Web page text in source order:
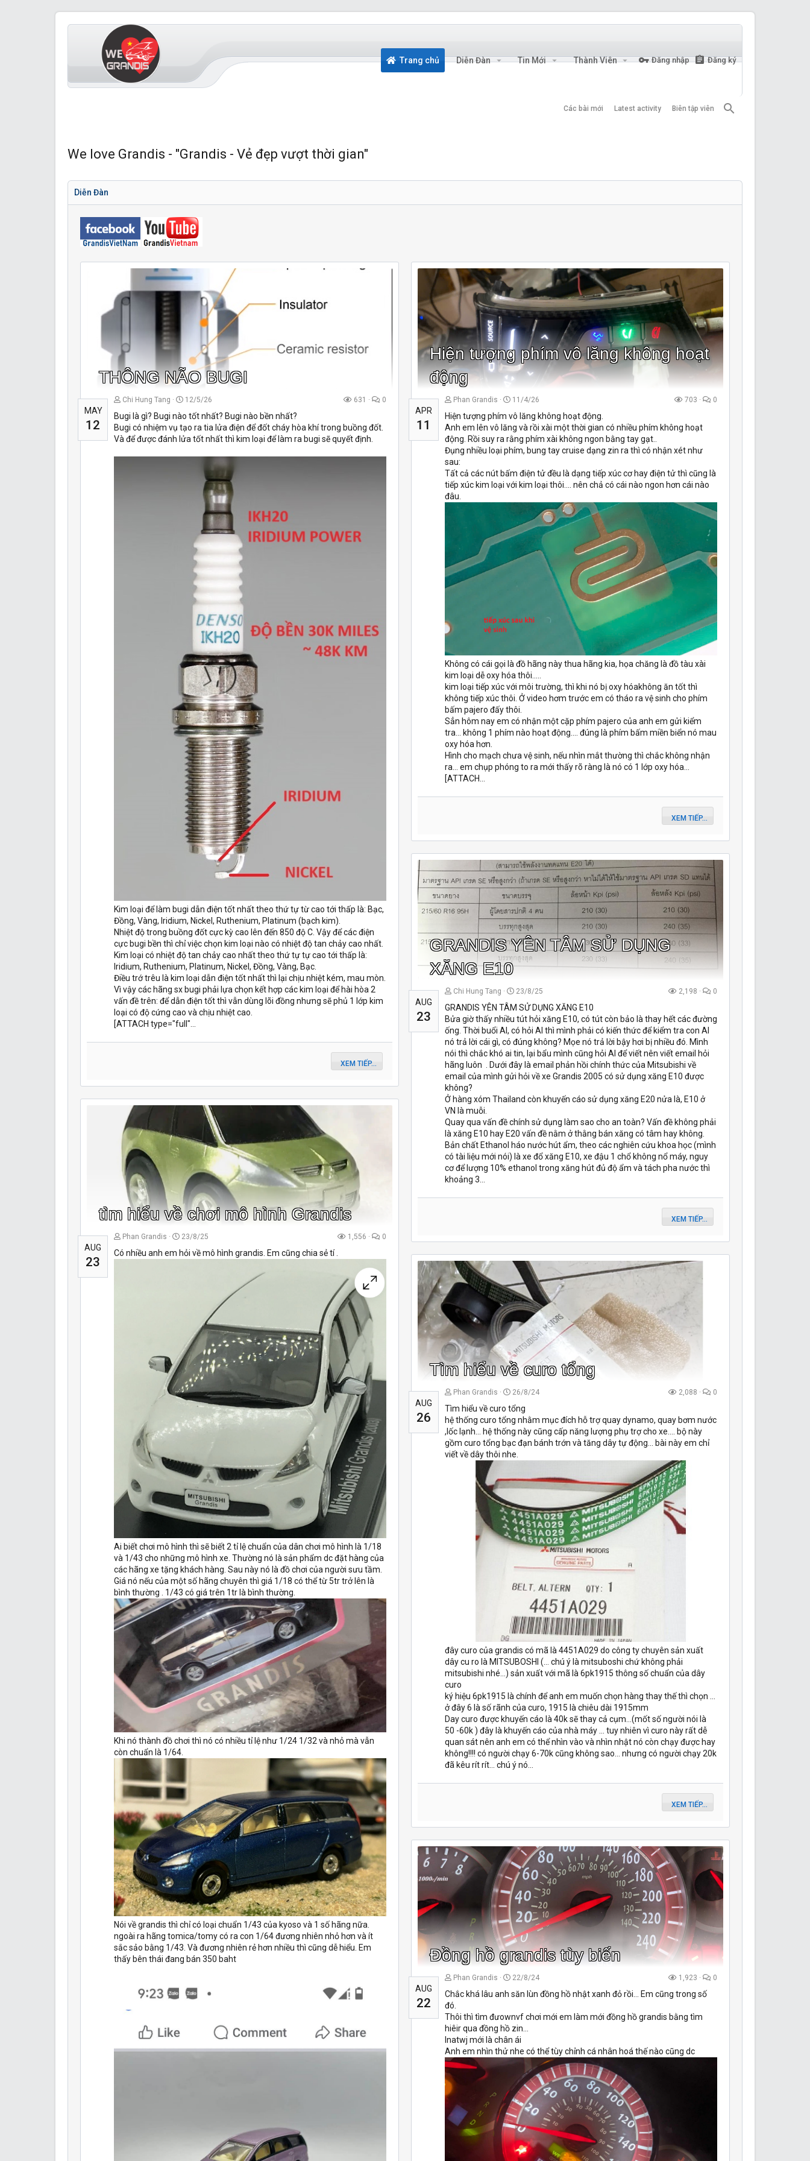
Trang chủ Diễn Đàn Tin Mới Thành Viên Đăng nhập Đăng ký
Các bài mới Latest activity Biên tập viên
We love Grandis - "Grandis - Vẻ đẹp vượt thời gian"
Diễn Đàn
THÔNG NÃO BUGI
MAY
12
Chi Hung Tang 12/5/26 631 0
Bugi là gì? Bugi nào tốt nhất? Bugi nào bền nhất?
Bugi có nhiệm vụ tạo ra tia lửa điện để đốt cháy hòa khí trong buồng đốt.
Và để được đánh lửa tốt nhất thì kim loại để làm ra bugi sẽ quyết định.
Kim loại để làm bugi dẫn điện tốt nhất theo thứ tự từ cao tới thấp là: Bạc,
Đồng, Vàng, Iridium, Nickel, Ruthenium, Platinum (bạch kim).
Nhiệt độ trong buồng đốt cực kỳ cao lên đến 850 độ C. Vậy để các điện
cực bugi bền thì chỉ việc chọn kim loại nào có nhiệt độ tan chảy cao nhất.
Kim loại có nhiệt độ tan chảy cao nhất theo thứ tự tự cao tới thấp là:
Iridium, Ruthenium, Platinum, Nickel, Đồng, Vàng, Bạc.
Điều trớ trêu là kim loại dẫn điện tốt nhất thì lại chịu nhiệt kém, mau mòn.
Vì vậy các hãng sx bugi phải lựa chọn kết hợp các kim loại để hài hòa 2
vấn đề trên: để dẫn điện tốt thì vẫn dùng lõi đồng nhưng sẽ phủ 1 lớp kim
loại có độ cứng cao và chịu nhiệt cao.
[ATTACH type="full"...
XEM TIẾP...
Hiện tượng phím vô lăng không hoạt
động
APR
11
Phan Grandis 11/4/26 703 0
Hiện tượng phím vô lăng không hoạt động.
Anh em lên vô lăng và rồi xài một thời gian có nhiều phím không hoạt
động. Rồi suy ra rằng phím xài không ngon bằng tay gạt..
Đụng nhiều loại phím, bung tay cruise dạng zin ra thì có nhận xét như
sau:
Tất cả các nút bấm điện tử đều là dạng tiếp xúc cơ hay điện tử thì cũng là
tiếp xúc kim loại với kim loại thôi.... nên chả có cái nào ngon hơn cái nào
đâu.
Không có cái gọi là đồ hãng này thua hãng kia, họa chăng là đồ tàu xài
kim loại dễ oxy hóa thôi.....
kim loại tiếp xúc với môi trường, thì khi nó bị oxy hóakhông ăn tốt thì
không tiếp xúc thôi. Ở video hơm trước em có tháo ra vệ sinh cho phím
bấm pajero đấy thôi.
Sẳn hôm nay em có nhận một cặp phím pajero của anh em gửi kiểm
tra... không 1 phím nào hoạt động.... đúng là phím bấm miền biển nó mau
oxy hóa hơn.
Hình cho mạch chưa vệ sinh, nếu nhìn mắt thường thì chắc không nhận
ra... em chụp phóng to ra mới thấy rõ ràng là nó có 1 lớp oxy hóa...
[ATTACH...
XEM TIẾP...
GRANDIS YÊN TÂM SỬ DỤNG
XĂNG E10
AUG
23
Chi Hung Tang 23/8/25 2,198 0
GRANDIS YÊN TÂM SỬ DỤNG XĂNG E10
Bửa giờ thấy nhiều tút hỏi xăng E10, có tút còn bảo là thay hết các đường
ống. Thời buổi AI, có hỏi AI thì mình phải có kiến thức để kiểm tra con AI
nó trả lời cái gì, có đúng không? Mọe nó trả lời bậy hơi bị nhiều đó. Mình
nói thì chắc khó ai tin, lại bẩu mình cũng hỏi AI để viết nên viết email hỏi
hãng luôn
. Dưới đây là email phản hồi chính thức của Mitsubishi về
email của mình gửi hỏi về xe Grandis 2005 có sử dụng xăng E10 được
không?
Ở hàng xóm Thailand còn khuyến cáo sử dụng xăng E20 nửa là, E10 ở
VN là muỗi.
Quay qua vấn đề chính sử dụng làm sao cho an toàn? Vấn đề không phải
là xăng E10 hay E20 vấn đề nằm ở thằng bán xăng có tâm hay không.
Bản chất Ethanol háo nước hút ẩm, theo các nghiên cứu khoa học (mình
có tài liệu mới nói) là xe đổ xăng E10, xe đậu 1 chổ không nổ máy, nguy
cơ để lượng 10% ethanol trong xăng hút đủ độ ẩm và tách pha nước thì
khoảng 3...
XEM TIẾP...
tìm hiểu về chơi mô hình Grandis
AUG
23
Phan Grandis 23/8/25 1,556 0
Có nhiều anh em hỏi về mô hình grandis. Em cũng chia sẻ tí .
Ai biết chơi mô hình thì sẽ biết 2 tỉ lệ chuẩn của dân chơi mô hình là 1/18
và 1/43 cho những mô hình xe. Thường nó là sản phẩm dc đặt hàng của
các hãng xe tặng khách hàng. Sau này nó là đồ chơi của người sưu tầm.
Giá nó nếu của một số hãng chuyên thì giá 1/18 có thể từ 5tr trở lên là
bình thường . 1/43 có giá trên 1tr là bình thường.
Khi nó thành đồ chơi thì nó có nhiều tỉ lệ như 1/24 1/32 và nhỏ mà vẫn
còn chuẩn là 1/64.
Nói về grandis thì chỉ có loại chuẩn 1/43 của kyoso và 1 số hãng nữa.
ngoài ra hãng tomica/tomy có ra con 1/64 đương nhiên nhỏ hơn và ít
sắc sảo bằng 1/43. Và đương nhiên rẻ hơn nhiều thì cũng dễ hiểu. Em
thấy bên thái đang bán 350 baht
Tìm hiểu về curo tổng
AUG
26
Phan Grandis 26/8/24 2,088 0
Tìm hiểu về curo tổng
hệ thống curo tổng nhằm mục đích hỗ trợ quay dynamo, quay bơm nước
,lốc lạnh... hệ thống này cũng cấp năng lượng phụ trợ cho xe.... bộ này
gồm curo tổng bạc đạn bánh trớn và tăng dây tự động... bài này em chỉ
viết về dây thôi nhe.
đây curo của grandis có mã là 4451A029 do công ty chuyên sản xuất
dây cu ro là MITSUBOSHI (... chú ý là mitsuboshi chứ không phải
mitsubishi nhé...) sản xuất với mã là 6pk1915 thông số chuẩn của dây
curo
ký hiệu 6pk1915 là chính để anh em muốn chọn hàng thay thế thì chọn ...
ở đây 6 là số rãnh của curo, 1915 là chiêu dài 1915mm
Day curo được khuyến cáo là 40k sẽ thay cả cụm...(mốt số người nói là
50 -60k ) đây là khuyến cáo của nhà máy ... tuy nhiên vì curo này rất dễ
quan sát nên anh em có thể nhìn vào và nhìn nhật nó còn chạy được hay
không!!!! có người chạy 6-70k cũng không sao... nhưng có người chạy 20k
đã kêu rít rít... chú ý nó...
XEM TIẾP...
Đồng hồ grandis tùy biến
AUG
22
Phan Grandis 22/8/24 1,923 0
Chắc khá lâu anh săn lùn đồng hồ nhật xanh đỏ rồi... Em cũng trong số
đó.
Thôi thì tìm đưownvf chơi mới em làm mới đồng hồ grandis bằng tìm
hiêir qua đồng hồ zin...
Inatwj mới là chân ái
Anh em nhìn thử nhe có thể tùy chỉnh cá nhân hoá thế nào cũng dc